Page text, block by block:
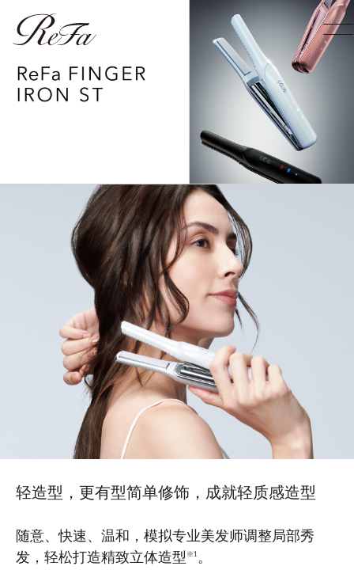
轻造型，更有型简单修饰， 成就轻质感造型
随意、快速、温和，模拟专业美发师调整局部秀
发， 轻松打造精致立体造型 ※1 。